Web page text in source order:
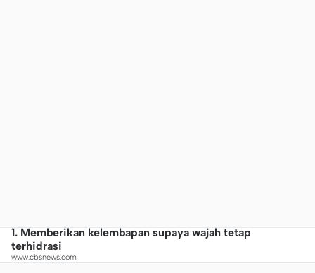
1. Memberikan kelembapan supaya wajah tetap
terhidrasi
www.cbsnews.com